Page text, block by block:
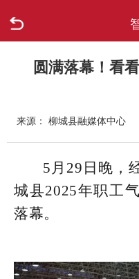
走进柳城
政府信息公开
网上办事
互动回应
圆满落幕！看
来源： 柳城县融媒体中心
5月29日晚，
城县2025年职工
落幕。